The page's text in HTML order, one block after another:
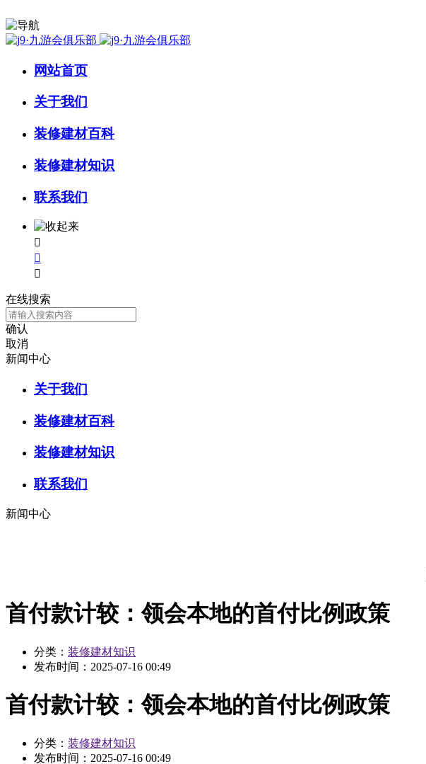
网站首页
关于我们
装修建材百科
装修建材知识
联系我们



在线搜索
确认
取消
新闻中心
关于我们
装修建材百科
装修建材知识
联系我们
新闻中心
首付款计较：领会本地的首付比例政策
分类： 装修建材知识
发布时间： 2025-07-16 00:49
首付款计较：领会本地的首付比例政策
分类： 装修建材知识
发布时间： 2025-07-16 00:49